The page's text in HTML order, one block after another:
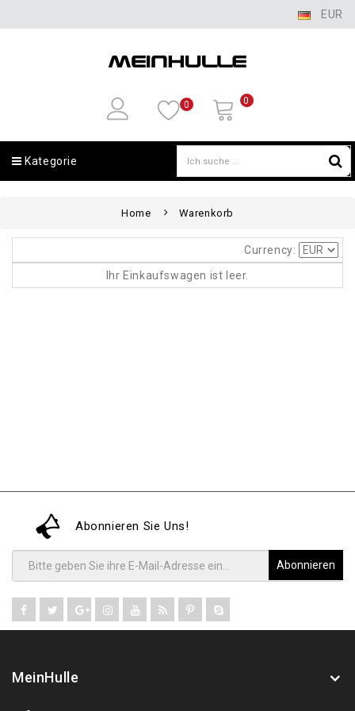
EUR
0 0
Kategorie
Home Warenkorb
Currency:
Ihr Einkaufswagen ist leer.
Abonnieren Sie Uns!
Abonnieren
MeinHulle